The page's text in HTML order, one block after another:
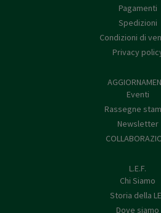
Pagamenti
Spedizioni
Condizioni di
Privacy
Eventi
Rassegne
Newsletter
L.E.F.
Chi Siamo
Storia della
Dove siamo